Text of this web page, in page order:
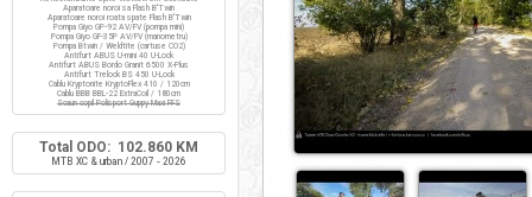
Aparatoare noroi sa Flash B'Twin
Aparatoare noroi roata spate Flash B'Twin
Pompa Giyo GP-92 AV/FV (pompa mini)
Pompa Giyo GF-35P AV/FV (manometru)
Pompa Btwin / Weldtite (cartuse CO2)
Antifurt ABUS U-mini 40 U-Lock
Antifurt ABUS Bordo Granit 6500 X-Plus
Antifurt Trelock BS 450 U-Lock
Cablu Kryptonite KryptoFlex 410 / 120cm
Cablu BBB BBL-22 ExtraCoil / 180cm
Scaun copil Polisport Guppy Maxi FFS
Total ODO: 102.860 KM
MTB XC & urban / 2007 - 2026